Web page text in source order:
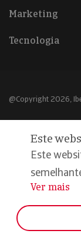
Marketing
Tecnologia
@Copyright 2026,
Declaração de
Compromisso
Este
Este
...
Ver mais